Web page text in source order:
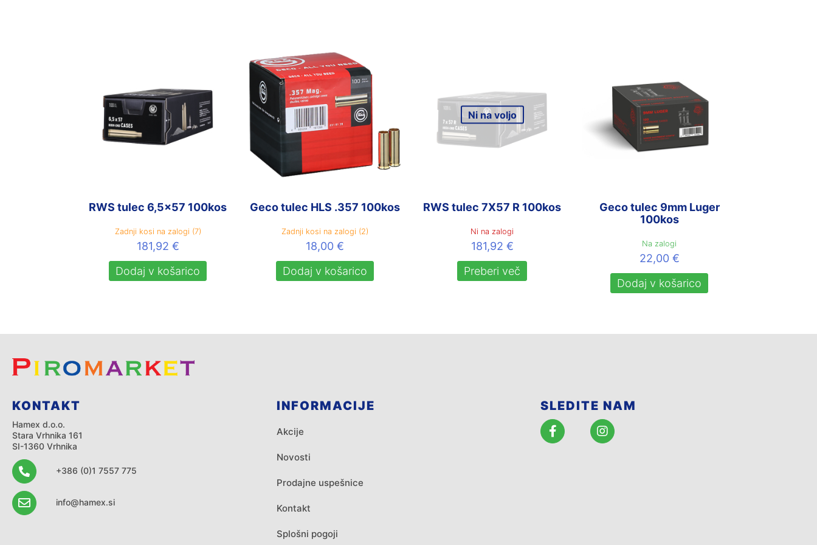
RWS tulec 6,5×57 100kos
Zadnji kosi na zalogi (7)
181,92 €
Dodaj v košarico
Geco tulec HLS .357 100kos
Zadnji kosi na zalogi (2)
18,00 €
Dodaj v košarico
Ni na voljo
RWS tulec 7X57 R 100kos
Ni na zalogi
181,92 €
Preberi več
Geco tulec 9mm Luger
100kos
Na zalogi
22,00 €
Dodaj v košarico
KONTAKT
Hamex d.o.o.
Stara Vrhnika 161
SI-1360 Vrhnika
+386 (0)1 7557 775
info@hamex.si
INFORMACIJE
Akcije
Novosti
Prodajne uspešnice
Kontakt
Splošni pogoji
SLEDITE NAM